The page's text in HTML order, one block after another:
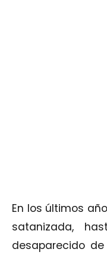
En los últimos
satanizada,
desaparecido de